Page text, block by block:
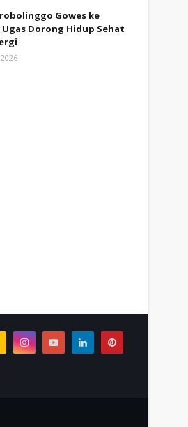
Gowes ke
Dorong Hidup Sehat